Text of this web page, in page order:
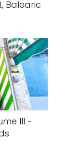
Balearic
III -